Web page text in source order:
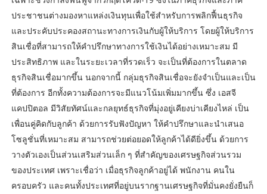
ประชาชนต่างมองหาแหล่งเงินทุนเพื่อใช้สำหรับการพลิกฟื้นธุรกิจ
และประคับประคองสถานะทางการเงินกับผู้ให้บริการ โดยผู้ให้บริการ
สินเชื่อที่สามารถให้คำปรึกษาทางการใช้เงินได้อย่างเหมาะสม มี
ประสิทธิภาพ และในระยะเวลาที่รวดเร็ว จะเป็นที่ต้องการในตลาด
ธุรกิจสินเชื่อมากขึ้น นอกจากนี้ กลุ่มธุรกิจสินเชื่อจะยังจำเป็นและเป็น
ที่ต้องการ อีกทั้งความต้องการจะมีแนวโน้มเพิ่มมากขึ้น ซึ่ง เอสจี
แคปปิตอล มีวิสัยทัศน์และกลยุทธ์ธุรกิจที่มุ่งอยู่เคียงบ่าเคียงไหล่ เป็น
เพื่อนคู่คิดกับลูกค้า ด้วยการรับฟังปัญหา ให้คำปรึกษาและนำเสนอ
โซลูชั่นที่เหมาะสม สามารถช่วยต่อยอดให้ลูกค้าได้ดียิ่งขึ้น ด้วยการ
วางตัวเองเป็นส่วนเสริมส่วนเล็ก ๆ ที่สำคัญของเศรษฐกิจส่วนรวม
ของประเทศ เพราะเชื่อว่า เมื่อธุรกิจลูกค้าอยู่ได้ พนักงาน คนใน
ครอบครัว และคนทั้งประเทศที่อยู่บนรากฐานเศรษฐกิจที่มั่นคงยั่งยืนก็